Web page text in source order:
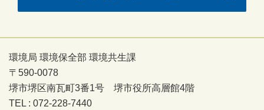
環境局 環境保全部 環境共生課
〒590-0078
堺市堺区南瓦町3番1号 堺市役所高層館4階
TEL : 072-228-7440